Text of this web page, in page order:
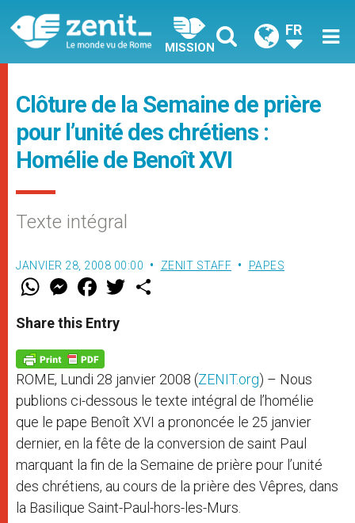
MISSION
FR
Clôture de la Semaine de prière
pour l’unité des chrétiens :
Homélie de Benoît XVI
Texte intégral
JANVIER 28, 2008 00:00 ZENIT STAFF PAPES
W
t
s
p
p
M
e
s
e
g
e
r
F
a
e
b
o
k
w
Share this Entry
ROME, Lundi 28 janvier 2008 (ZENIT.org) – Nous
publions ci-dessous le texte intégral de l’homélie
que le pape Benoît XVI a prononcée le 25 janvier
dernier, en la fête de la conversion de saint Paul
marquant la fin de la Semaine de prière pour l’unité
des chrétiens, au cours de la prière des Vêpres, dans
la Basilique Saint-Paul-hors-les-Murs.